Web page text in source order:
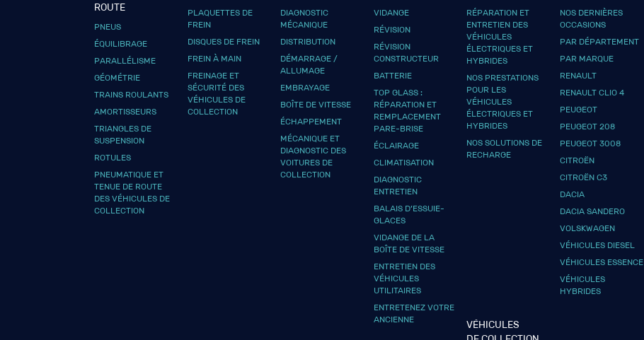
ROUTE
PNEUS
ÉQUILIBRAGE
PARALLÉLISME
GÉOMÉTRIE
TRAINS ROULANTS
AMORTISSEURS
TRIANGLES DE
SUSPENSION
ROTULES
PNEUMATIQUE ET
TENUE DE ROUTE
DES VÉHICULES DE
COLLECTION
PLAQUETTES DE
FREIN
DISQUES DE FREIN
FREIN À MAIN
FREINAGE ET
SÉCURITÉ DES
VÉHICULES DE
COLLECTION
DIAGNOSTIC
MÉCANIQUE
DISTRIBUTION
DÉMARRAGE /
ALLUMAGE
EMBRAYAGE
BOÎTE DE VITESSE
ÉCHAPPEMENT
MÉCANIQUE ET
DIAGNOSTIC DES
VOITURES DE
COLLECTION
VIDANGE
RÉVISION
RÉVISION
CONSTRUCTEUR
BATTERIE
TOP GLASS :
RÉPARATION ET
REMPLACEMENT
PARE-BRISE
ÉCLAIRAGE
CLIMATISATION
DIAGNOSTIC
ENTRETIEN
BALAIS D’ESSUIE-
GLACES
VIDANGE DE LA
BOÎTE DE VITESSE
ENTRETIEN DES
VÉHICULES
UTILITAIRES
ENTRETENEZ VOTRE
ANCIENNE
RÉPARATION ET
ENTRETIEN DES
VÉHICULES
ÉLECTRIQUES ET
HYBRIDES
NOS PRESTATIONS
POUR LES
VÉHICULES
ÉLECTRIQUES ET
HYBRIDES
NOS SOLUTIONS DE
RECHARGE
NOS DERNIÈRES
OCCASIONS
PAR DÉPARTEMENT
PAR MARQUE
RENAULT
RENAULT CLIO 4
PEUGEOT
PEUGEOT 208
PEUGEOT 3008
CITROËN
CITROËN C3
DACIA
DACIA SANDERO
VOLSKWAGEN
VÉHICULES DIESEL
VÉHICULES ESSENCE
VÉHICULES
HYBRIDES
VÉHICULES